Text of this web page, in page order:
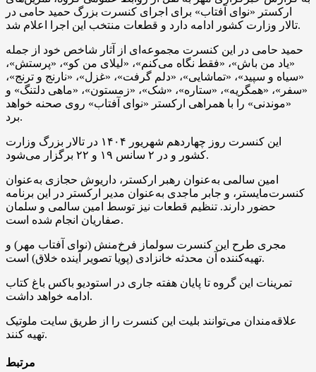
ارکستر «نوای آفتاب» برای اجرای کنسرت بزرگ حمید حامی در
تالار وزارت کشور ادامه دارد و قطعات منتخب این اجرا اعلام شد.
حمید حامی در این کنسرت مجموعه‌ای از آثار شاخص خود از جمله
«یاد من باش»، «فقط نگاه می‌کنم»، «لیلای من کو»، «پرستش»،
«سیاه و سپید»، «تماشایی»، «دلم گرفت»، «غزل»، «نارنج و ترنج»،
«سفر»، «همگریه»، «ستاره»، «شک»، «زمستون»، «ماهی دلتنگ» و
«موندنی» را با همراهی ارکستر «نوای آفتاب» روی صحنه خواهد
برد.
این کنسرت روز چهاردهم شهریور ۱۴۰۴ در تالار بزرگ وزارت
کشور و در ۲ سانس ۱۹ و ۲۲ برگزار می‌شود.
امین سالمی به‌عنوان رهبر ارکستر، داریوش حجازی به‌عنوان
کنسرت‌مایستر، و جابر ماجدی به‌عنوان مدیر ارکستر در این برنامه
حضور دارند. تنظیم قطعات نیز توسط امین سالمی و سلمان
صفاریان انجام شده است.
مجری طرح این کنسرت سولماز فرخ‌منش (نوای آفتاب مهر) و
تهیه‌کننده آن محدثه خانزادی (پویا تصویر آینده خلاق) است.
تمرینات این گروه تا پایان هفته جاری در استودیو باکس باغ کتاب
ادامه خواهد داشت.
علاقه‌مندان می‌توانند بلیت این کنسرت را از طریق سایت ملوتیک
تهیه کنند.
مرتبط